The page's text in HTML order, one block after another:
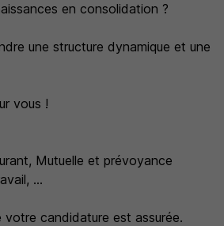
en consolidation ?
une structure dynamique et une
vous !
Mutuelle et prévoyance
...
candidature est assurée.